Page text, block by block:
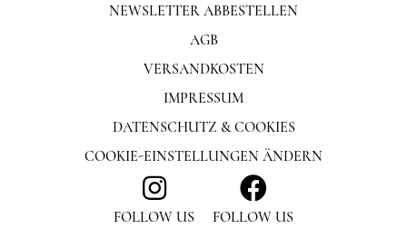
NEWSLETTER ABBESTELLEN
FOLLOW US FOLLOW US
AGB
VERSANDKOSTEN
IMPRESSUM
DATENSCHUTZ & COOKIES
COOKIE-EINSTELLUNGEN ÄNDERN